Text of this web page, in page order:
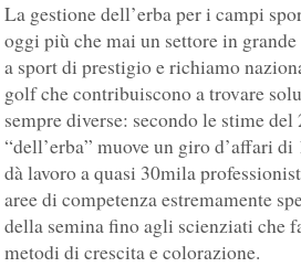
La gestione dell’erba per i campi
oggi più che mai un settore in
a sport di prestigio e richiamo
golf che contribuiscono a trovare
sempre diverse: secondo le stime
“dell’erba” muove un giro d’affari
dà lavoro a quasi 30mila
aree di competenza estremamente
della semina fino agli scienziati che
metodi di crescita e colorazione.